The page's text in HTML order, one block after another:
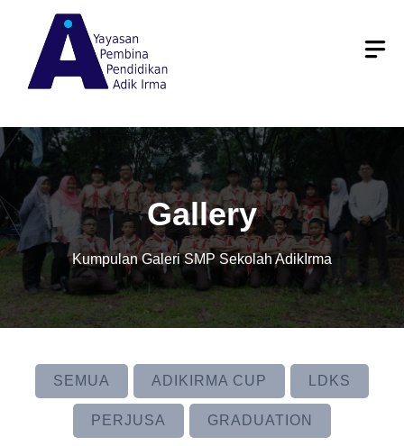
content
Gallery
Kumpulan Galeri SMP Sekolah AdikIrma
SEMUA ADIKIRMA CUP LDKS
PERJUSA GRADUATION